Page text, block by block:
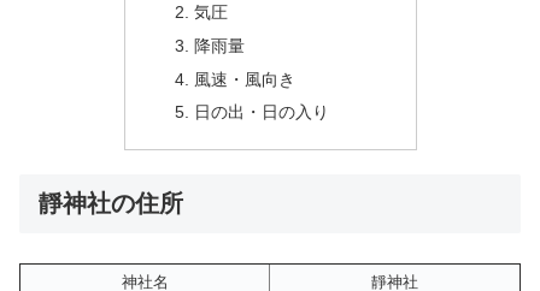
気圧
降雨量
風速・風向き
日の出・日の入り
靜神社の住所
神社名
靜神社